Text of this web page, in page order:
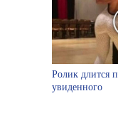
Ролик длится
увиденного